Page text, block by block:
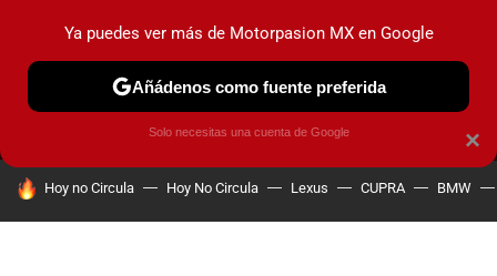
MENÚ NUEVO
INDUSTRIA HOY NO CIRCULA
HOY SE HABLA DE
Hoy no Circula Hoy No Circula Lexus CUPRA BMW
×
Ya puedes ver más de Motorpasion MX en Google
Añádenos como fuente preferida
Solo necesitas una cuenta de Google